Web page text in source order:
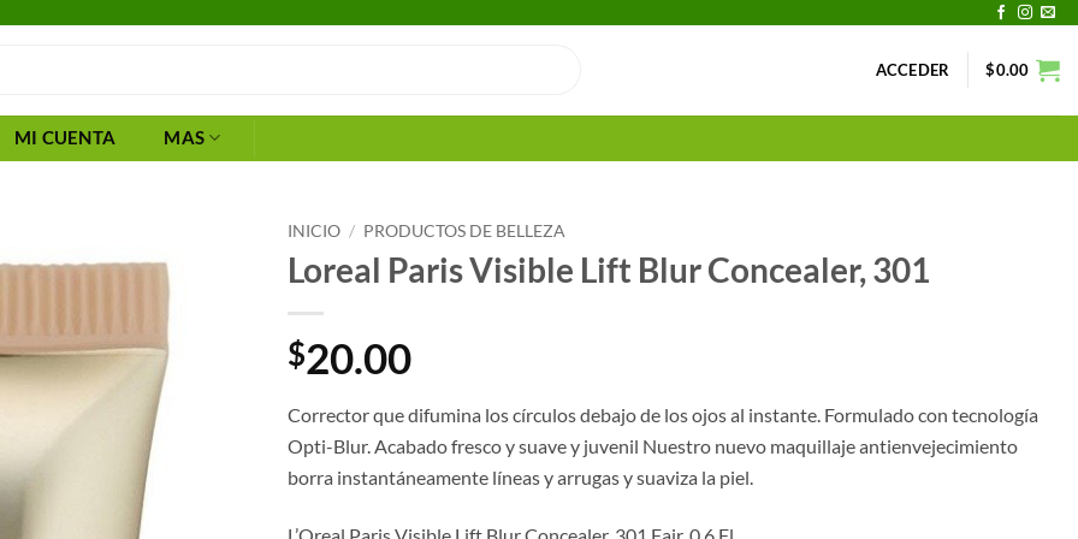
ACCEDER $0.00
MI CUENTA MAS
INICIO / PRODUCTOS DE BELLEZA
Loreal Paris Visible Lift Blur Concealer, 301
$20.00
Corrector que difumina los círculos debajo de los ojos al instante. Formulado con tecnología
Opti-Blur. Acabado fresco y suave y juvenil Nuestro nuevo maquillaje antienvejecimiento
borra instantáneamente líneas y arrugas y suaviza la piel.
L’Oreal Paris Visible Lift Blur Concealer, 301 Fair, 0.6 Fl